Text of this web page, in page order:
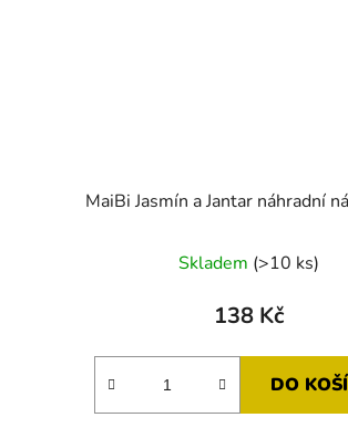
MaiBi Jasmín a Jantar náhradní
Skladem (>10 ks)
138 Kč
DO